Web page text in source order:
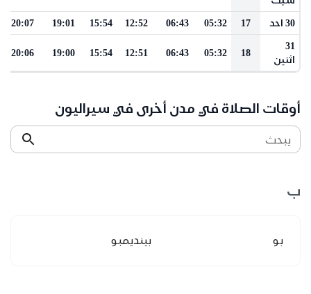
30 احد 17
05:32
06:43
12:52
15:54
19:01
20:07
31
اثنين
18
05:32
06:43
12:51
15:54
19:00
20:06
أوقات الصلاة في مدن أخرى في سيراليون
يبحث
ب
بو بينديمبو